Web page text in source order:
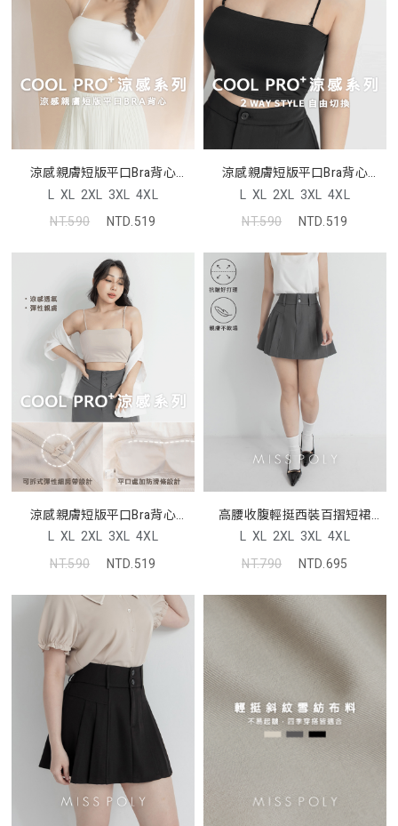
涼感親膚短版平口Bra背心
Pobra
L XL 2XL 3XL 4XL
NT.590
NTD.519
涼感親膚短版平口Bra背心
Pobra
L XL 2XL 3XL 4XL
NT.590
NTD.519
涼感親膚短版平口Bra背心
Pobra
L XL 2XL 3XL 4XL
NT.590
NTD.519
高腰收腹輕挺西裝百摺短裙
MISS
L XL 2XL 3XL 4XL
NT.790
NTD.695